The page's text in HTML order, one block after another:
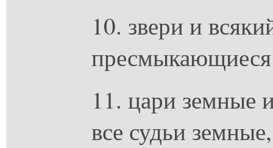
10. звери и
11. цари земные
все судьи земные,